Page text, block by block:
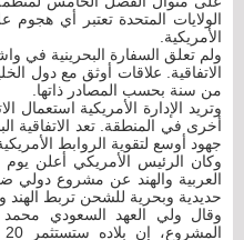
الولايات المتحدة تعتبر أي
الأمريكية.
ولم تعلق السفارة البحرينية في
الاتفاقية. علاقات أوثق مع دول
من سنة بحسب المصادر ذاتها.
وتريد الإدارة الأمريكية استعمال
أخرى في المنطقة. تعد الاتفاقية
جهود أوسع لتقوية الروابط
وكان الرئيس الأمريكي أعلن يوم
العربية والهند عن مشروع دولي
حديدية وبحرية للشحن تربط الهند
وقال ولي العهد السعودي